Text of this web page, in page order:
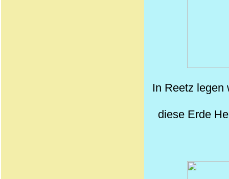
In Reetz legen
diese Erde